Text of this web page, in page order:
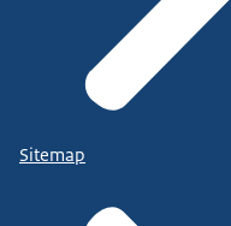
Sitemap